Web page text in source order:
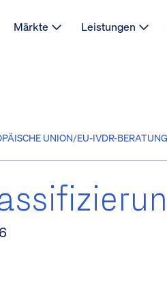
Märkte Leistungen
UNION/EU-IVDR-BERATUNG